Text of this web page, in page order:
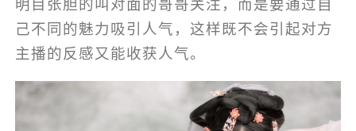
明目张胆的叫对面的哥哥关注，而是要通过自
己不同的魅力吸引人气，这样既不会引起对方
主播的反感又能收获人气。